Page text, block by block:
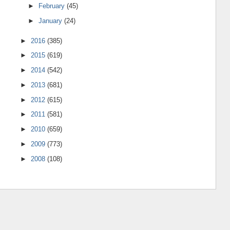
►
February(45)
►January(24)
► 2016 (385)
► 2015 (619)
► 2014 (542)
► 2013 (681)
► 2012 (615)
► 2011 (581)
► 2010 (659)
► 2009 (773)
► 2008 (108)